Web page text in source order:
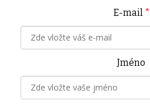
E-mail *
Jméno